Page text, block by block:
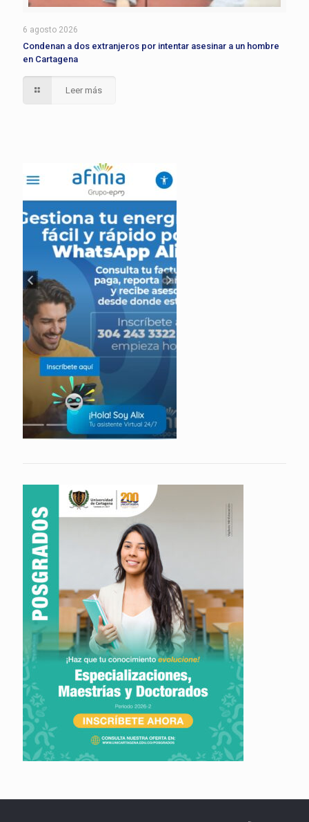
6 agosto 2026
Condenan a dos extranjeros por intentar asesinar a un hombre
en Cartagena
Leer más